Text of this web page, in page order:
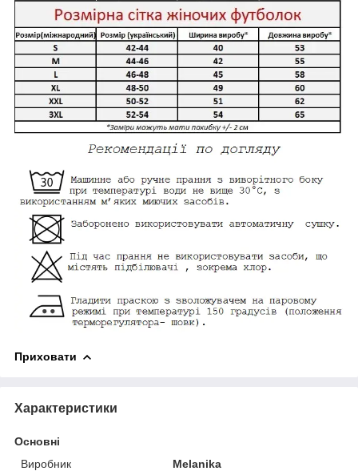
Приховати
Характеристики
Основні
Виробник
Melanika